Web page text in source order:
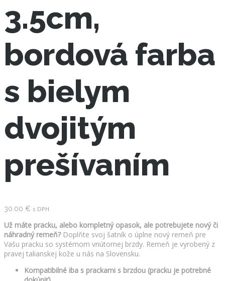
3.5cm,
bordová farba
s bielym
dvojitým
prešívaním
30.00 € s DPH
Už máte pracku, alebo kompletný opasok, ale potrebujete nový či
náhradný remeň?Doplňte svoj šatník o úplne nový remeň pre
Vašu pracku so systémom vnútornej brzdy. Remeň je vyrobený z
pravej talianskej kože u nás na Slovensku.
Kompatibilné iba s prackami s brzdou (pracku je potrebné